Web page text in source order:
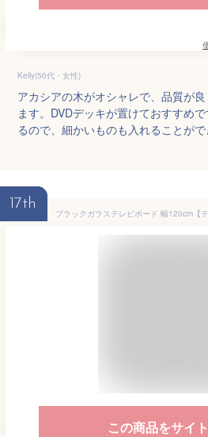
Kelly(50代・女性)
アカシアの木がオシャレで、品質が
ます。DVDデッキが置けておすすめ
るので、細かいものも入れることがで
17th
この商品をサイ